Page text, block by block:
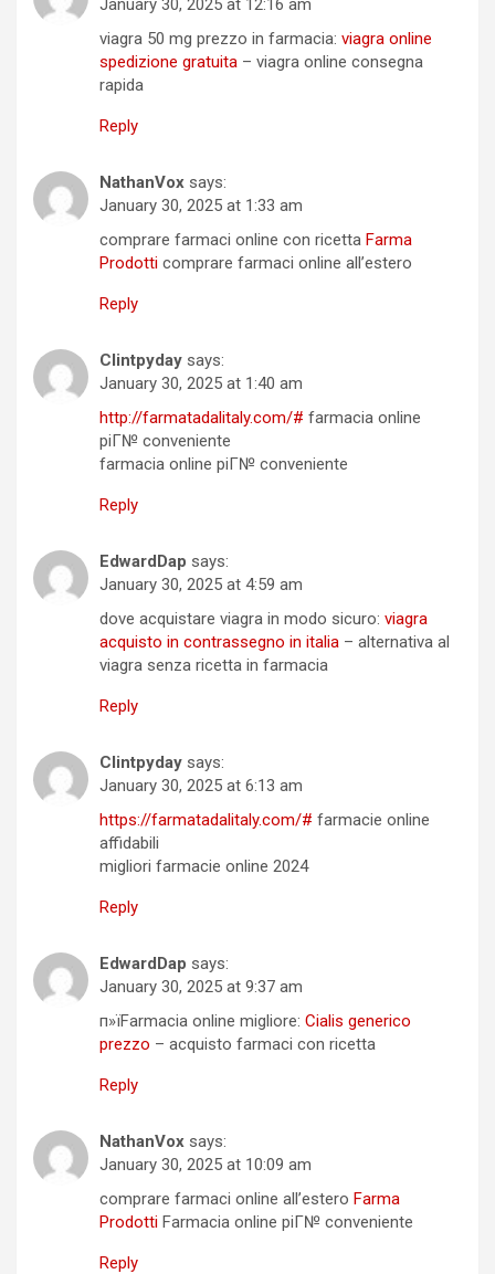
viagra 50 mg prezzo in farmacia: viagra online
spedizione gratuita – viagra online consegna
rapida
Reply
NathanVox says:
January 30, 2025 at 1:33 am
comprare farmaci online con ricetta Farma
Prodotti comprare farmaci online all’estero
Reply
Clintpyday says:
January 30, 2025 at 1:40 am
http://farmatadalitaly.com/# farmacia online
piГ№ conveniente
farmacia online piГ№ conveniente
Reply
EdwardDap says:
January 30, 2025 at 4:59 am
dove acquistare viagra in modo sicuro: viagra
acquisto in contrassegno in italia – alternativa al
viagra senza ricetta in farmacia
Reply
Clintpyday says:
January 30, 2025 at 6:13 am
https://farmatadalitaly.com/# farmacie online
affidabili
migliori farmacie online 2024
Reply
EdwardDap says:
January 30, 2025 at 9:37 am
п»їFarmacia online migliore: Cialis generico
prezzo – acquisto farmaci con ricetta
Reply
NathanVox says:
January 30, 2025 at 10:09 am
comprare farmaci online all’estero Farma
Prodotti Farmacia online piГ№ conveniente
Reply